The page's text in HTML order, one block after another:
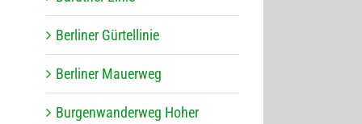
Ber­li­ner Gürtellinie
Ber­li­ner Mauerweg
Bur­gen­wan­der­weg Hoher